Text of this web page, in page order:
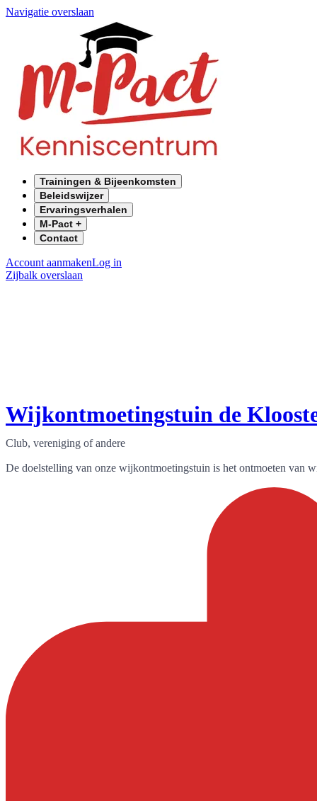
Navigatie overslaan
Trainingen & Bijeenkomsten
Beleidswijzer
Ervaringsverhalen
M-Pact +
Contact
Account aanmakenLog in
Zijbalk overslaan
Wijkontmoetingstuin de
Club, vereniging of andere
De doelstelling van onze wijkontmoetingstuin is het ontmoeten van